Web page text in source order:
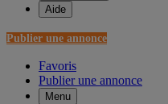
Aide
Publier une annonce
Favoris
Publier une annonce
Menu